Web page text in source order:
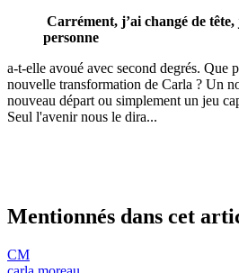
Carrément, j’ai changé de tête,
personne
a-t-elle avoué avec second degrés. Que
nouvelle transformation de Carla ? Un
nouveau départ ou simplement un jeu
Seul l'avenir nous le dira...
Mentionnés dans cet
CM